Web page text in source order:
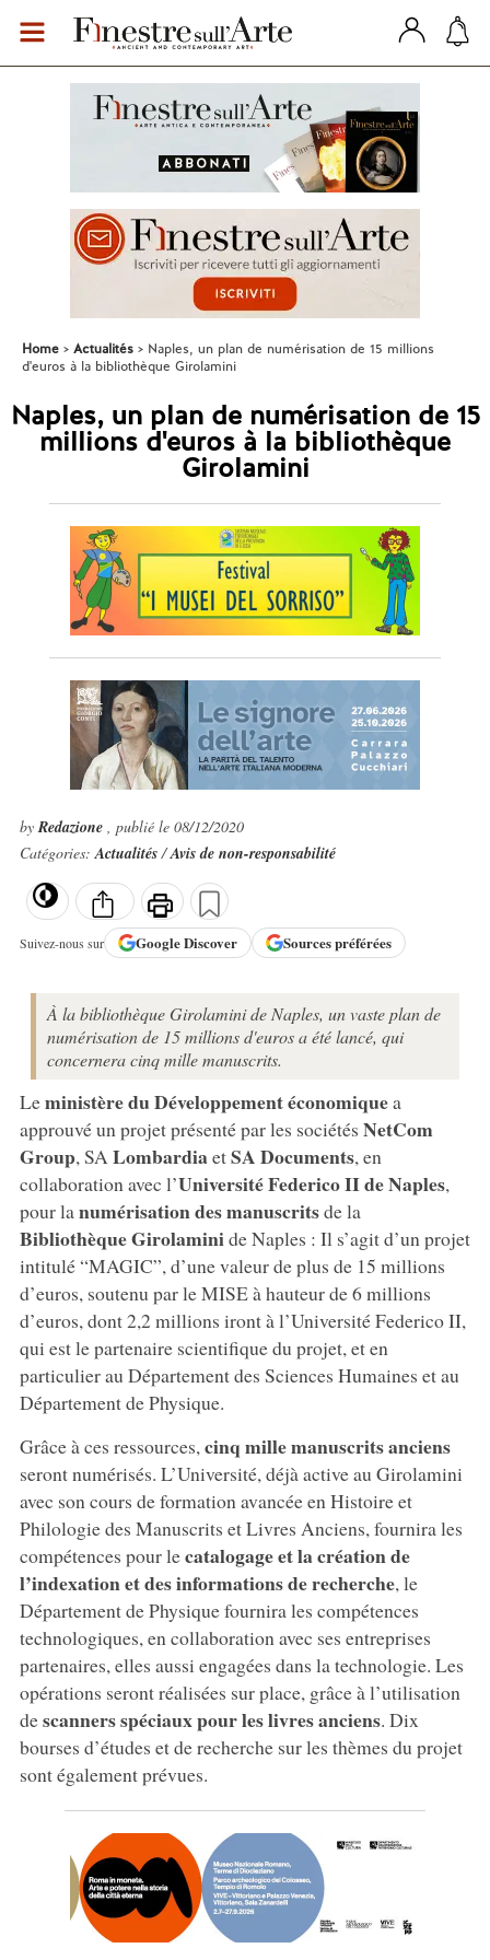
Home Actualités
Naples, un plan de numérisation de 15 millions
d'euros à la bibliothèque Girolamini
Naples, un plan de numérisation de 15
millions d'euros à la bibliothèque
Girolamini
byRedazione , publié le 08/12/2020
Catégories:Actualités/Avis de non-responsabilité
Suivez-nous sur GoogleDiscover Sources préférées
À la bibliothèque Girolamini de Naples, un vaste plan de
numérisation de 15 millions d'euros a été lancé, qui
concernera cinq mille manuscrits.
Leministère du Développement économiquea
approuvé un projet présenté par les sociétés NetCom
Group, SA LombardiaetSA Documents, en
collaboration avec l’Université Federico II de Naples,
pour la numérisation des manuscritsde la
Bibliothèque Girolaminide Naples : Il s’agit d’un projet
intitulé “MAGIC”, d’une valeur de plus de 15 millions
d’euros, soutenu par le MISE à hauteur de 6 millions
d’euros, dont 2,2 millions iront à l’Université Federico II,
qui est le partenaire scientifique du projet, et en
particulier au Département des Sciences Humaines et au
Département de Physique.
Grâce à ces ressources, cinq mille manuscrits anciens
seront numérisés. L’Université, déjà active au Girolamini
avec son cours de formation avancée en Histoire et
Philologie des Manuscrits et Livres Anciens, fournira les
compétences pour lecatalogageet la création de
l’indexation et des informations de recherche, le
Département de Physique fournira les compétences
technologiques, en collaboration avec ses entreprises
partenaires, elles aussi engagées dans la technologie. Les
opérations seront réalisées sur place, grâce à l’utilisation
descanners spéciaux pour les livres anciens. Dix
bourses d’études et de recherche sur les thèmes du projet
sont également prévues.